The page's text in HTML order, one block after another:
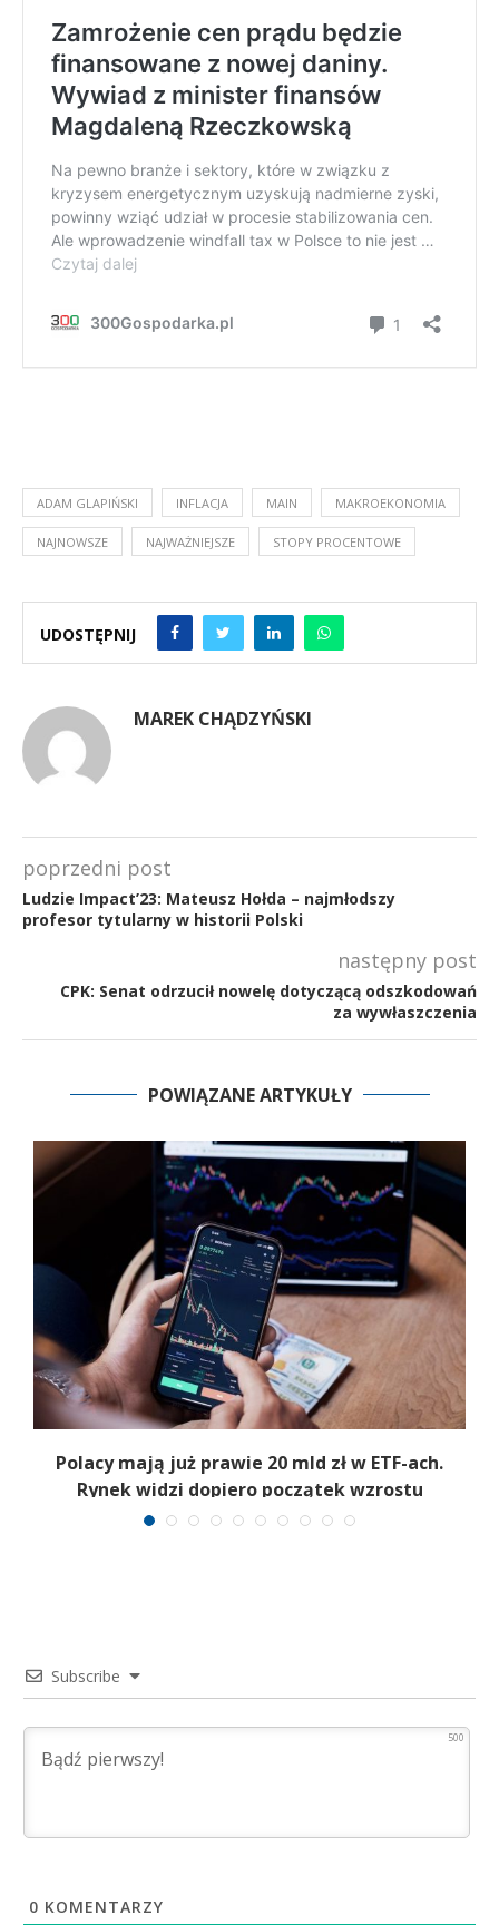
ADAM GLAPIŃSKI INFLACJA MAIN MAKROEKONOMIA
NAJNOWSZE NAJWAŻNIEJSZE STOPY PROCENTOWE
UDOSTĘPNIJ
MAREK CHĄDZYŃSKI
poprzedni post
Ludzie Impact’23: Mateusz Hołda – najmłodszy
profesor tytularny w historii Polski
następny post
CPK: Senat odrzucił nowelę dotyczącą odszkodowań
za wywłaszczenia
POWIĄZANE ARTYKUŁY
Polacy mają już prawie 20 mld zł w ETF-ach.
Rynek widzi dopiero początek wzrostu
Subscribe
500
0 KOMENTARZY